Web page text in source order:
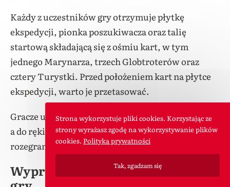
Każdy z uczestników gry otrzymuje płytkę
ekspedycji, pionka poszukiwacza oraz talię
startową składającą się z ośmiu kart, w tym
jednego Marynarza, trzech Globtroterów oraz
cztery Turystki. Przed położeniem kart na płytce
ekspedycji, warto je przetasować.
Gracze ustawiają swoje pionki na płytce startowej,
a do ręki biorą 4 karty. Jesteście już gotowi do
rozegrania gry.
Wyprawa do El Dorado – Zasady
Strona wykorzystuje pliki cookies. Korzystając ze
strony wyrażasz zgodę na wykorzystywanie plików
cookies. Polityka prywatności
Tak, zgadzam się